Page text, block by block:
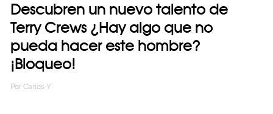
Descubren un nuevo talento de
Terry Crews ¿Hay algo que no
pueda hacer este hombre?
¡Bloqueo!
Por Carlos Y